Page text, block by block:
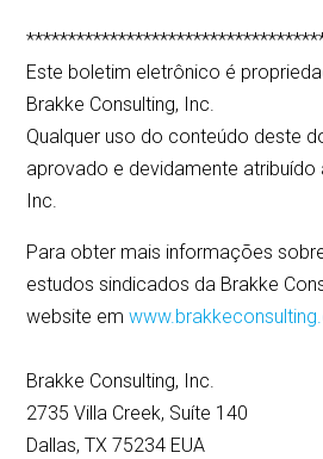
Este boletim eletrônico é
Brakke Consulting, Inc.
Qualquer uso do conteúdo deste
aprovado e devidamente atribuído
Inc.
Para obter mais informações
estudos sindicados da Brakke
website em
Brakke Consulting, Inc.
2735 Villa Creek, Suíte 140
Dallas, TX 75234 EUA